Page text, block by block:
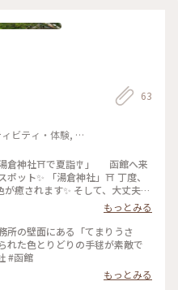
段が270円と格安✨✨ ジェラー
われました（笑） コーヒーの
しいソフトクリーム🍦でした😋
#モカソフト#ゴーラー隊
ビティ・体験, 名
63
ット✨️ 「湯倉神社」⛩️ 丁度、
癒されます✨️ そして、大丈夫御
#函館市#湯倉
観光#函館旅行
もっとみる
の壁面にある「てまりうさ
れた色とりどりの手毬が素敵で
開運旅 #神社 #函館
もっとみる